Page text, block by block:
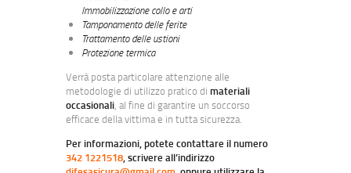
Immobilizzazione collo e arti
Tamponamento delle ferite
Trattamento delle ustioni
Protezione termica
Verrà posta particolare attenzione alle
metodologie di utilizzo pratico di materiali
occasionali, al fine di garantire un soccorso
efficace della vittima e in tutta sicurezza.
Per informazioni, potete contattare il numero
342 1221518, scrivere all’indirizzo